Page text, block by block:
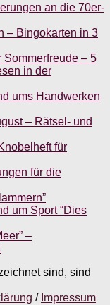
an die 70er-
– Bingokarten in 3
– 5
in der
ums Handwerken
– Rätsel- und
für
für die
um Sport “Dies
–
sind, sind
/ Impressum